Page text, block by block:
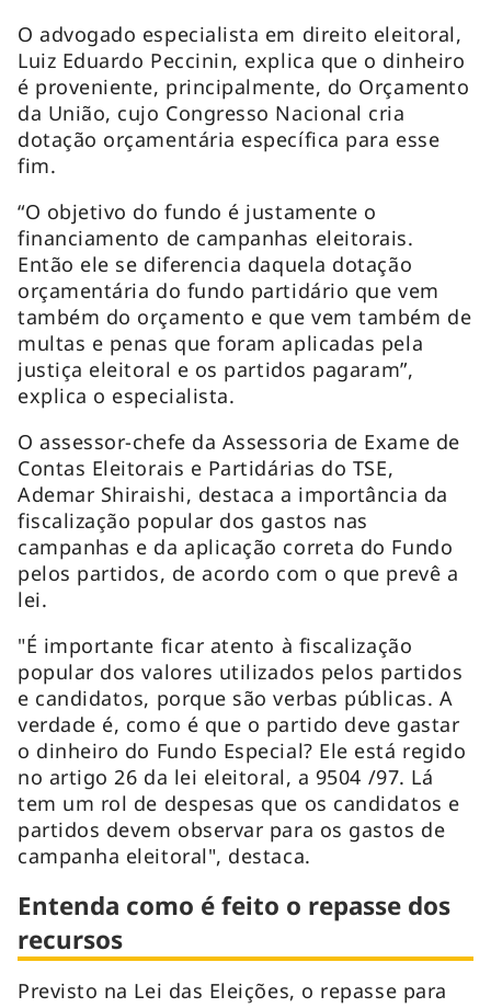
O advogado especialista em direito eleitoral,
Luiz Eduardo Peccinin, explica que o dinheiro
é proveniente, principalmente, do Orçamento
da União, cujo Congresso Nacional cria
dotação orçamentária específica para esse
fim.
“O objetivo do fundo é justamente o
financiamento de campanhas eleitorais.
Então ele se diferencia daquela dotação
orçamentária do fundo partidário que vem
também do orçamento e que vem também de
multas e penas que foram aplicadas pela
justiça eleitoral e os partidos pagaram”,
explica o especialista.
O assessor-chefe da Assessoria de Exame de
Contas Eleitorais e Partidárias do TSE,
Ademar Shiraishi, destaca a importância da
fiscalização popular dos gastos nas
campanhas e da aplicação correta do Fundo
pelos partidos, de acordo com o que prevê a
lei.
"É importante ficar atento à fiscalização
popular dos valores utilizados pelos partidos
e candidatos, porque são verbas públicas. A
verdade é, como é que o partido deve gastar
o dinheiro do Fundo Especial? Ele está regido
no artigo 26 da lei eleitoral, a 9504 /97. Lá
tem um rol de despesas que os candidatos e
partidos devem observar para os gastos de
campanha eleitoral", destaca.
Entenda como é feito o repasse dos
recursos
Previsto na Lei das Eleições, o repasse para